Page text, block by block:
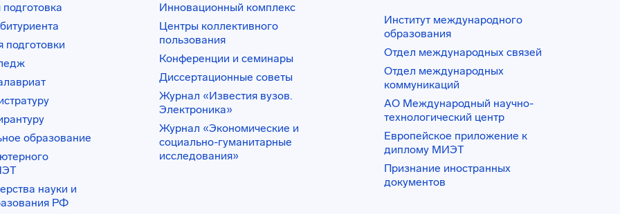
подготовки
образование
науки и
РФ
Инновационный комплекс
Центры коллективного
пользования
Конференции и семинары
Диссертационные советы
Журнал «Известия вузов.
Электроника»
Журнал «Экономические и
социально-гуманитарные
исследования»
Институт международного
образования
Отдел международных связей
Отдел международных
коммуникаций
АО Международный научно-
технологический центр
Европейское приложение к
диплому МИЭТ
Признание иностранных
документов